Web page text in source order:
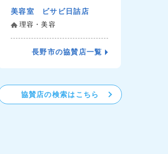
美容室 ビサビ日詰店
理容・美容
長野市の協賛店一覧
協賛店の検索はこちら